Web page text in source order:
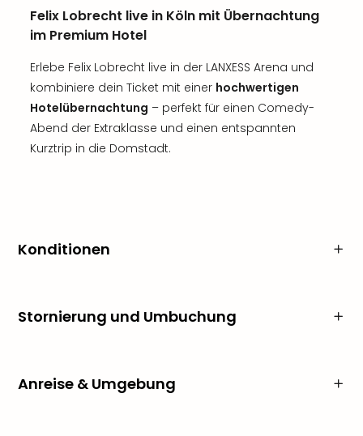
Felix Lobrecht live in Köln mit Übernachtung
im Premium Hotel
Erlebe Felix Lobrecht live in der LANXESS Arena und
kombiniere dein Ticket mit einer hochwertigen
Hotelübernachtung – perfekt für einen Comedy-
Abend der Extraklasse und einen entspannten
Kurztrip in die Domstadt.
Konditionen
Stornierung und Umbuchung
Anreise & Umgebung